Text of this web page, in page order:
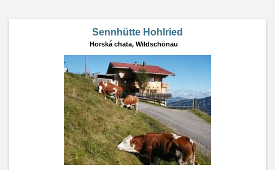
Sennhütte Hohlried
Horská chata, Wildschönau